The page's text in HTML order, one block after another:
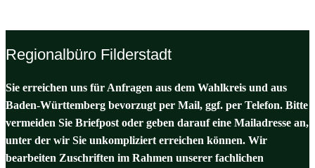
Regionalbüro Filderstadt
Sie erreichen uns für Anfragen aus dem Wahlkreis und aus
Baden-Württemberg bevorzugt per Mail, ggf. per Telefon. Bitte
vermeiden Sie Briefpost oder geben darauf eine Mailadresse an,
unter der wir Sie unkompliziert erreichen können. Wir
bearbeiten Zuschriften im Rahmen unserer fachlichen